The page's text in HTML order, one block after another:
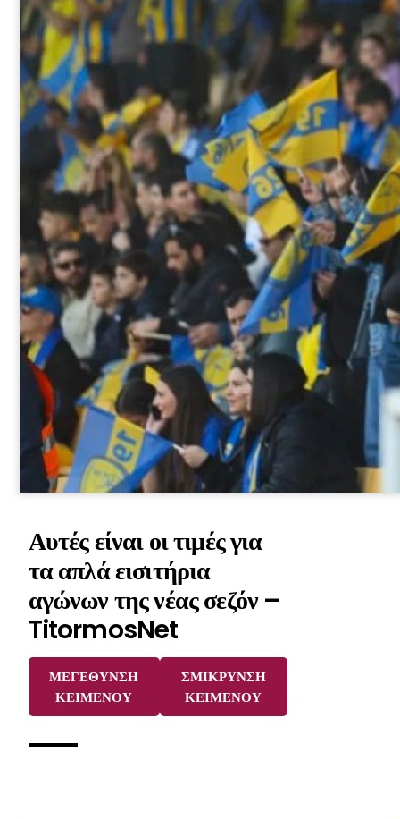
Αυτές είναι οι τιμές για
τα απλά εισιτήρια
αγώνων της νέας σεζόν –
TitormosNet
ΜΕΓΕΘΥΝΣΗ
ΚΕΙΜΕΝΟΥ
ΣΜΙΚΡΥΝΣΗ
ΚΕΙΜΕΝΟΥ